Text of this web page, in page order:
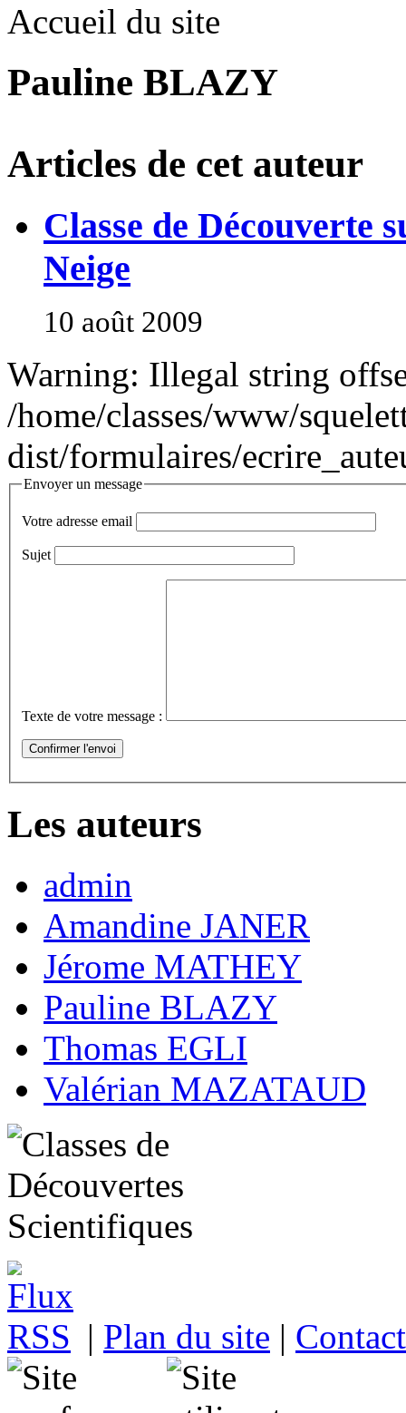
Accueil du site
Pauline BLAZY
Articles de cet auteur
Classe de Découverte
Neige
10 août 2009
Warning: Illegal string
/home/classes/www/
dist/formulaires/
Envoyer un message
Votre adresse email
Sujet
Texte de votre message :
Les auteurs
admin
Amandine JANER
Jérome MATHEY
Pauline BLAZY
Thomas EGLI
Valérian MAZATAUD
| Plan du site |